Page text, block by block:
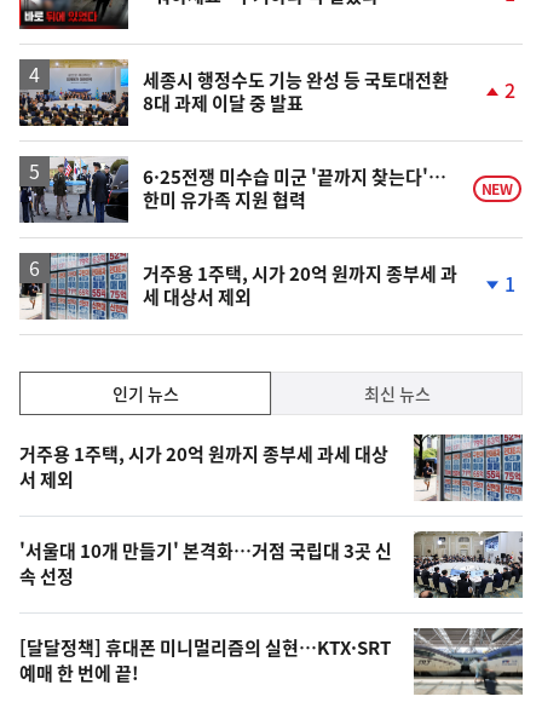
상
상
세종시 행정수도 기능 완성 등 국토대전환
8대 과제 이달 중 발표
상
승
2
6·25전쟁 미수습 미군 '끝까지 찾는다'…
한미 유가족 지원 협력
NEW
거주용 1주택, 시가 20억 원까지 종부세 과
세 대상서 제외
하
락
1
기,
최
신,
오
늘
의
영
상
인기 뉴스 최신 뉴스
인
기
뉴
스
거주용 1주택, 시가 20억 원까지 종부세 과세 대상
서 제외
'서울대 10개 만들기' 본격화…거점 국립대 3곳 신
속 선정
[달달정책] 휴대폰 미니멀리즘의 실현…KTX·SRT
예매 한 번에 끝!